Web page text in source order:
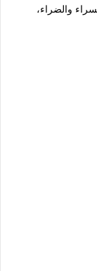
والضراء،